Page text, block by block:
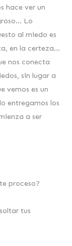
hace ver un
Lo
al miedo es
en la certeza…
nos conecta
sin lugar a
vemos es un
entregamos los
a ser
proceso?
tus